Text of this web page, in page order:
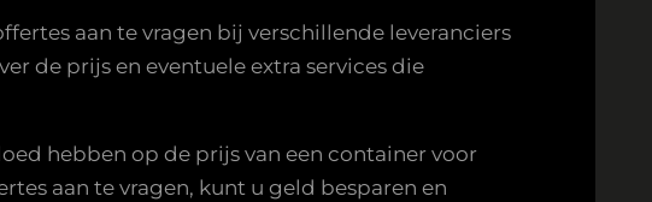
aan te vragen bij verschillende leveranciers
de prijs en eventuele extra services die
hebben op de prijs van een container voor
aan te vragen, kunt u geld besparen en